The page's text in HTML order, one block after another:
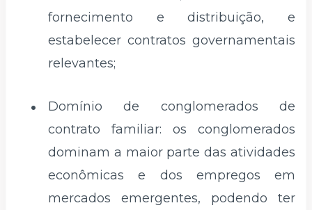
fornecimento e distribuição, e
estabelecer contratos governamentais
relevantes;
Domínio de conglomerados de
contrato familiar: os conglomerados
dominam a maior parte das atividades
econômicas e dos empregos em
mercados emergentes, podendo ter